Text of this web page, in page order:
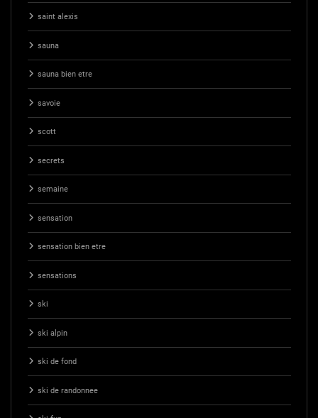
saint alexis
sauna
sauna bien etre
savoie
scott
secrets
semaine
sensation
sensation bien etre
sensations
ski
ski alpin
ski de fond
ski de randonnee